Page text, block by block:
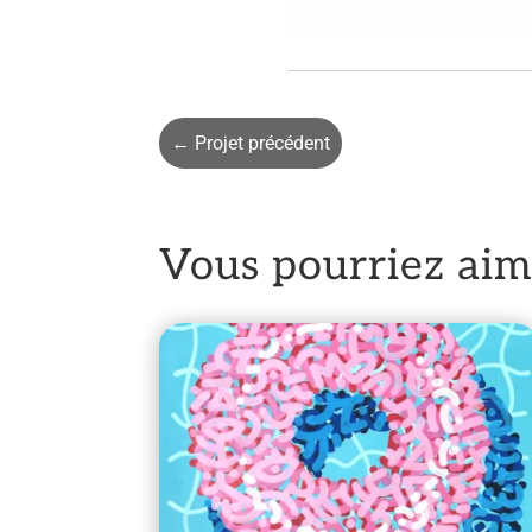
← Projet précédent
Vous pourriez